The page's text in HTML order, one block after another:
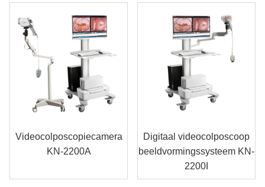
Videocolposcopiecamera
KN-2200A
Digitaal videocolposcoop
beeldvormingssysteem KN-
2200I